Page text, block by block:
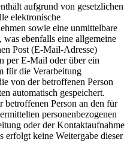
aufgrund von gesetzlichen
elektronische
sowie eine unmittelbare
ebenfalls eine allgemeine
Post (E-Mail-Adresse)
per E-Mail oder über ein
für die Verarbeitung
von der betroffenen Person
automatisch gespeichert.
Person an den für
personenbezogenen
oder der Kontaktaufnahme
erfolgt keine Weitergabe dieser